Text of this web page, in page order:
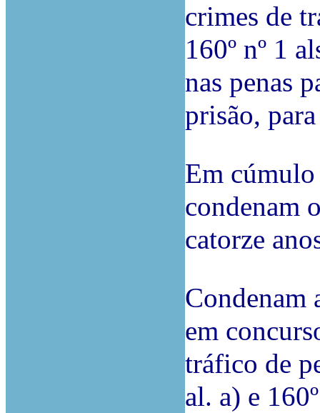
crimes de
160º nº 1
nas penas
prisão,
Em cúmulo
condenam
catorze
Condenam
em
tráfico de
al. a) e